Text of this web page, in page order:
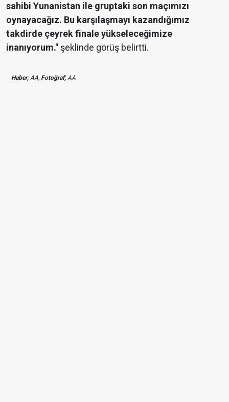
sahibi Yunanistan ile gruptaki son maçımızı
oynayacağız. Bu karşılaşmayı kazandığımız
takdirde çeyrek finale yükseleceğimize
inanıyorum." şeklinde görüş belirtti.
Haber;AA, Fotoğraf;AA